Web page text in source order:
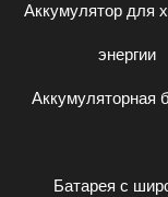
Аккумулятор для
энергии
Аккумуляторная
Батарея с